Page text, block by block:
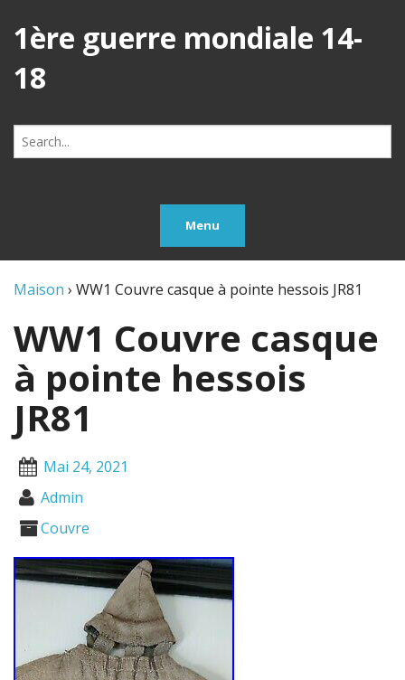
1ère guerre mondiale 14-
18
Search
for:
Menu
Maison › WW1 Couvre casque à pointe hessois JR81
WW1 Couvre casque
à pointe hessois
JR81
Mai 24, 2021
Admin
Couvre